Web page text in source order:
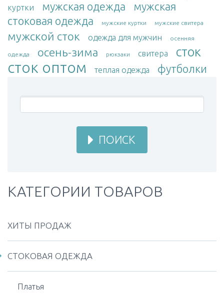
куртки мужская одежда
мужская
стоковая одежда
мужские куртки мужские свитера
мужской сток одежда для мужчин осенняя
одежда осень-зима рюкзаки свитера сток
сток оптом теплая одежда футболки
ПОИСК
КАТЕГОРИИ ТОВАРОВ
ХИТЫ ПРОДАЖ
СТОКОВАЯ ОДЕЖДА
Платья